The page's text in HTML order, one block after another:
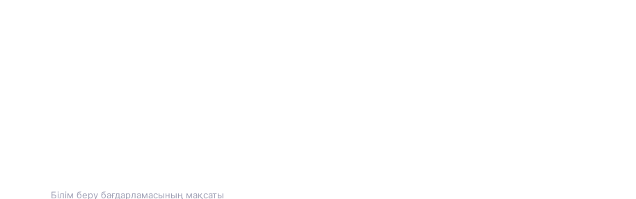
Білім беру бағдарламасының мақсаты